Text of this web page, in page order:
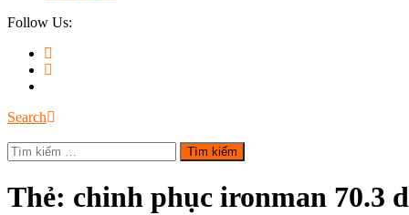
Follow Us:
Search
Tìm
kiếm
Thẻ: chinh phục ironman 70.3